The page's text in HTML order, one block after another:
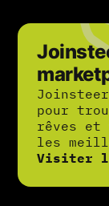
pour
rêves et
les
Visiter